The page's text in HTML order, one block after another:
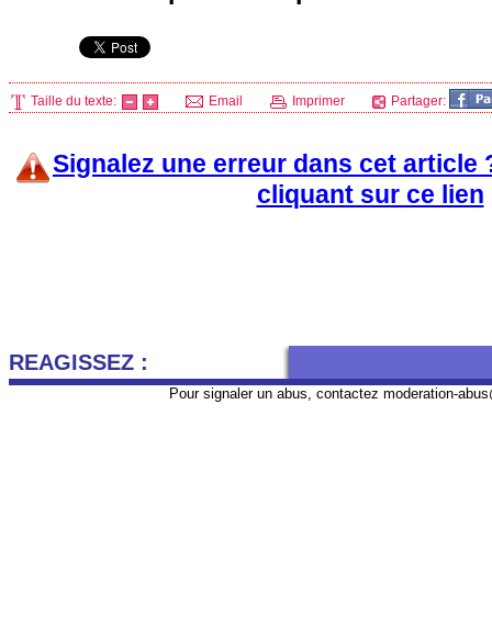
Taille du texte: Email Imprimer Partager:
Signalez une erreur dans cet article
cliquant sur ce lien
REAGISSEZ :
Pour signaler un abus, contactez moderation-